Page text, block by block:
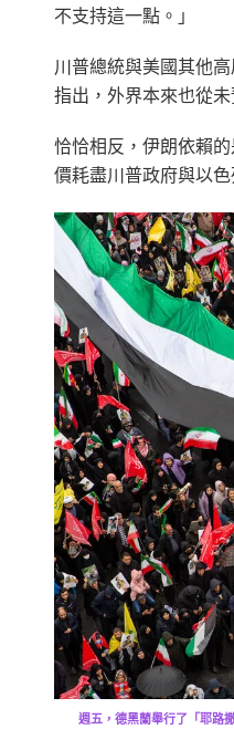
不支持這一點。」
川普總統與美國其他
指出，外界本來也從
恰恰相反，伊朗依賴
價耗盡川普政府與以色
週五，德黑蘭舉行了「耶